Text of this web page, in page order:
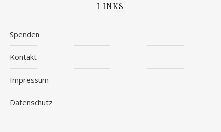
LINKS
Spenden
Kontakt
Impressum
Datenschutz